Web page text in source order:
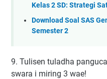
Kelas 2 SD: Strategi
Download Soal SAS
Semester 2
9. Tulisen tuladha
swara i miring 3 wae!